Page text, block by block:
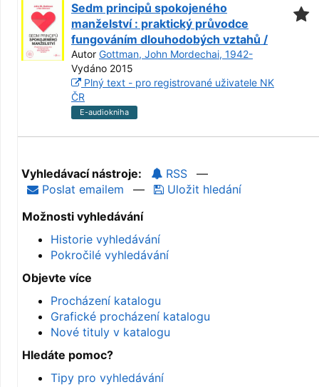
Sedm principů spokojeného
manželství : praktický průvodce
fungováním dlouhodobých vztahů /
Autor Gottman, John Mordechai, 1942-
Vydáno 2015
Plný text - pro registrované uživatele NK
ČR
E-audiokniha
Vyhledávací nástroje: RSS
—
Poslat emailem
—
Uložit hledání
Možnosti vyhledávání
Historie vyhledávání
Pokročilé vyhledávání
Objevte více
Procházení katalogu
Grafické procházení katalogu
Nové tituly v katalogu
Hledáte pomoc?
Tipy pro vyhledávání